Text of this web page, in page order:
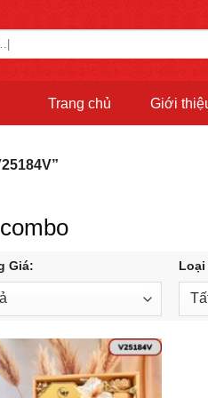
Trang chủ Giới
Giá: